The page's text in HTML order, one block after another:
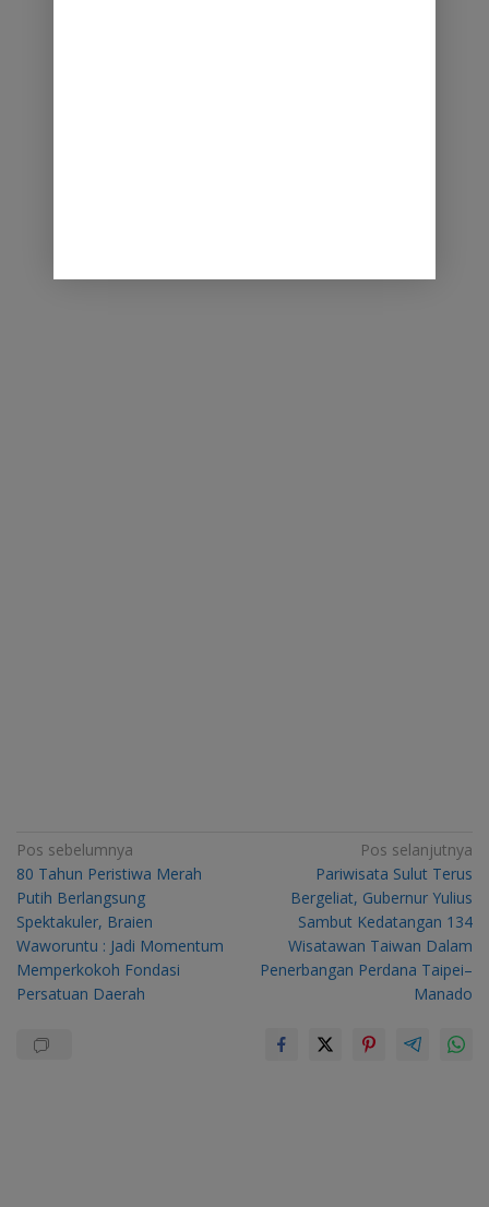
Navigasi
pos
Pos sebelumnya
80 Tahun Peristiwa Merah
Putih Berlangsung
Spektakuler, Braien
Waworuntu : Jadi Momentum
Memperkokoh Fondasi
Persatuan Daerah
Pos selanjutnya
Pariwisata Sulut Terus
Bergeliat, Gubernur Yulius
Sambut Kedatangan 134
Wisatawan Taiwan Dalam
Penerbangan Perdana Taipei–
Manado